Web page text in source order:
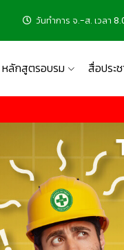
วันทำการ จ.-ส. เวลา
หลักสูตรอบรม สื่อประ